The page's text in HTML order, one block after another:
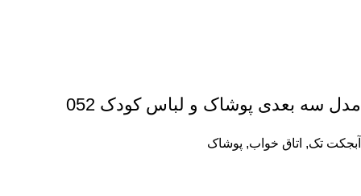
مدل سه بعدی پوشاک و لباس کودک 052
آبجکت تک, اتاق خواب, پوشاک